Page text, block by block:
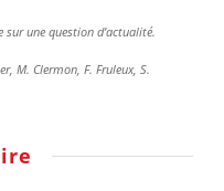
sur une question d’actualité.
M. Clermon, F. Fruleux, S.